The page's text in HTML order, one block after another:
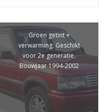
Groen getint +
verwarming. Geschikt
voor 2e generatie.
Bouwjaar 1994-2002